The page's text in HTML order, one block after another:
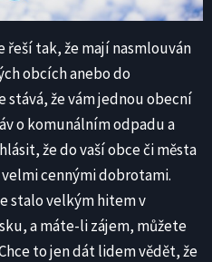
tak, že mají nasmlouván
obcích anebo do
stává, že vám jednou obecní
o komunálním odpadu a
že do vaší obce či města
cennými dobrotami.
stalo velkým hitem v
a máte-li zájem, můžete
to jen dát lidem vědět, že